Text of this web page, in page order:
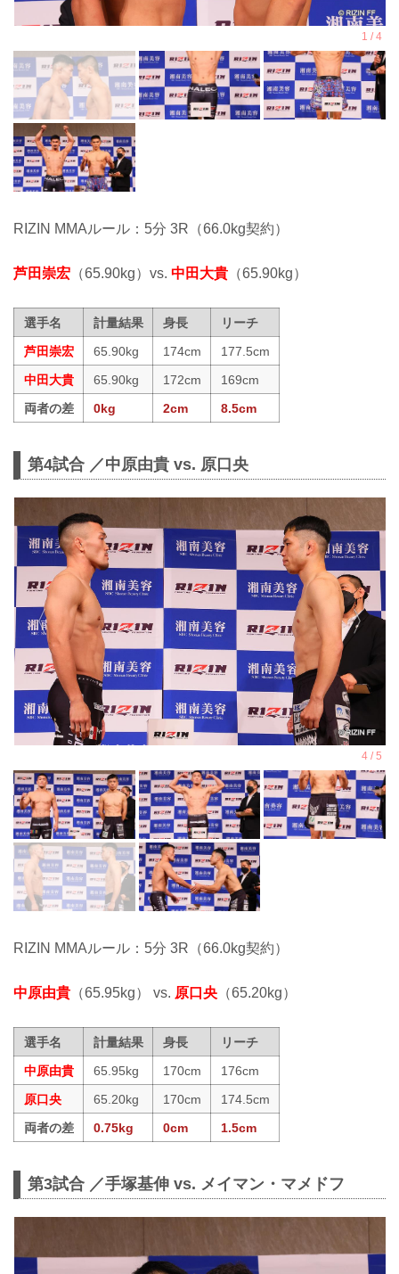
RIZIN MMAルール：5分 3R（66.0kg契約）
芦田崇宏 （65.90kg）vs. 中田大貴 （65.90kg）
選手名 計量結果 身長
リーチ
芦田崇宏
65.90kg 174cm
177.5cm
中田大貴
65.90kg 172cm
169cm
両者の差
0kg 2cm 8.5cm
第4試合 ／中原由貴 vs. 原口央
RIZIN MMAルール：5分 3R（66.0kg契約）
中原由貴 （65.95kg） vs. 原口央 （65.20kg）
選手名 計量結果 身長
リーチ
中原由貴
65.95kg 170cm
176cm
原口央
65.20kg 170cm
174.5cm
両者の差
0.75kg 0cm 1.5cm
第3試合 ／手塚基伸 vs. メイマン・マメドフ